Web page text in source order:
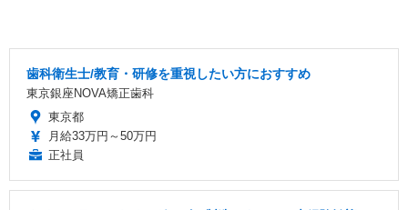
歯科衛生士/教育・研修を重視したい方におすすめ
東京銀座NOVA矯正歯科
東京都
月給33万円～50万円
正社員